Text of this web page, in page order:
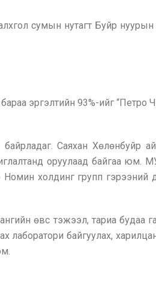
сумын нутагт Буйр нуурын
эргэлтийн 93%-ийг “Петро
Саяхан Хөлөнбуйр
оруулаад байгаа юм.
холдинг групп гэрээний
өвс тэжээл, тариа будаа
лаборатори байгуулах,